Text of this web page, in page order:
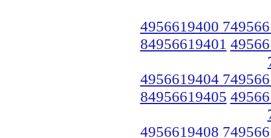
4956619400
84956619401
4956619404
84956619405
4956619408